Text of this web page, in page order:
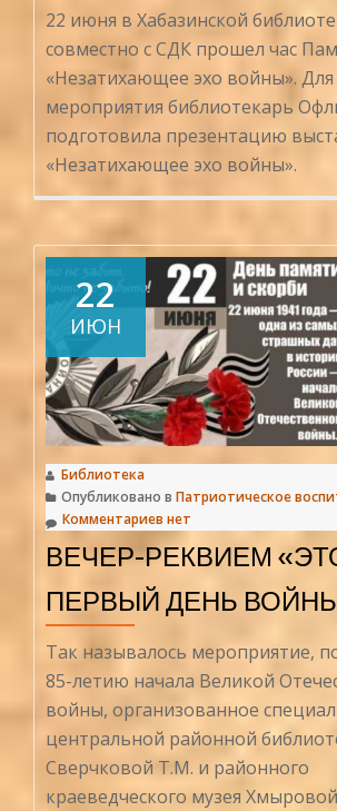
22 июня в Хабазинской
совместно с СДК прошел час
«Незатихающее эхо войны». Для
мероприятия библиотекарь
подготовила презентацию
«Незатихающее эхо войны».
22
ИЮН
Библиотека
Опубликовано в Патриотическое
Комментариев нет
ВЕЧЕР-РЕКВИЕМ
ПЕРВЫЙ ДЕНЬ
Так называлось мероприятие,
85-летию начала Великой
войны, организованное
центральной районной
Сверчковой Т.М. и районного
краеведческого музея